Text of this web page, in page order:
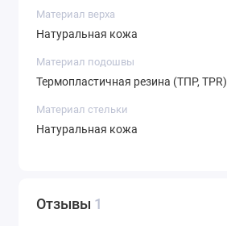
Материал верха
Натуральная кожа
Материал подошвы
Термопластичная резина (ТПР, TPR)
Материал стельки
Натуральная кожа
Отзывы 1